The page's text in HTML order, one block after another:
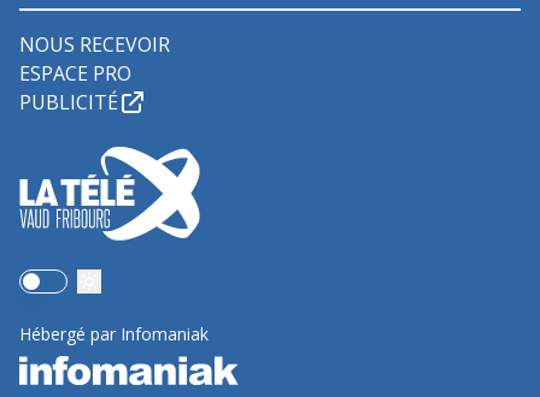
NOUS RECEVOIR
ESPACE PRO
PUBLICITÉ
Use setting
Hébergé par Infomaniak